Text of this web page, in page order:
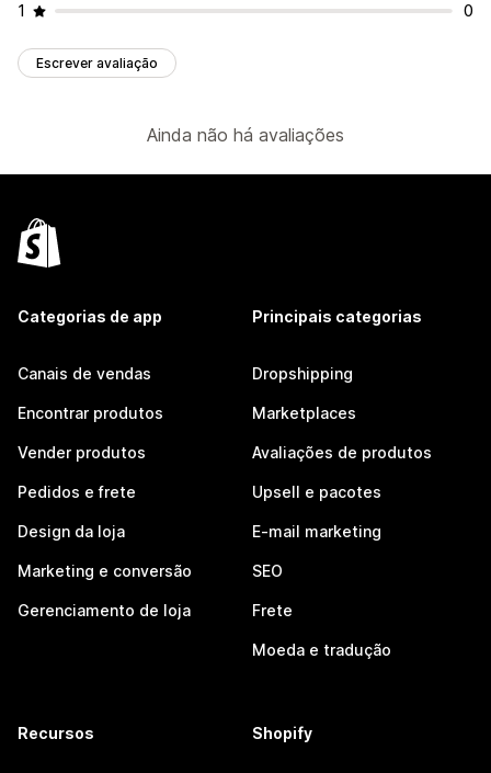
1
0
Escrever avaliação
Ainda não há avaliações
Categorias de app
Canais de vendas
Encontrar produtos
Vender produtos
Pedidos e frete
Design da loja
Marketing e conversão
Gerenciamento de loja
Principais categorias
Dropshipping
Marketplaces
Avaliações de produtos
Upsell e pacotes
E-mail marketing
SEO
Frete
Moeda e tradução
Recursos Shopify